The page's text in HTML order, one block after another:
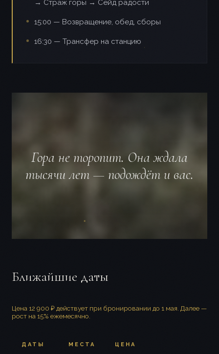
→ Страж горы → Сейд радости
15:00 — Возвращение, обед, сборы
16:30 — Трансфер на станцию
Гора не торопит. Она ждала
тысячи лет — подождёт и вас.
Ближайшие даты
Цена 12 900 ₽ действует при бронировании до 1 мая. Далее —
рост на 15% ежемесячно.
ДАТЫ МЕСТА ЦЕНА